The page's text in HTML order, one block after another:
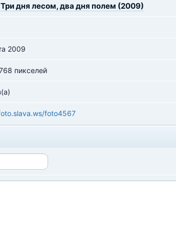
Три дня лесом, два дня полем (2009)
2009
пикселей
foto4567